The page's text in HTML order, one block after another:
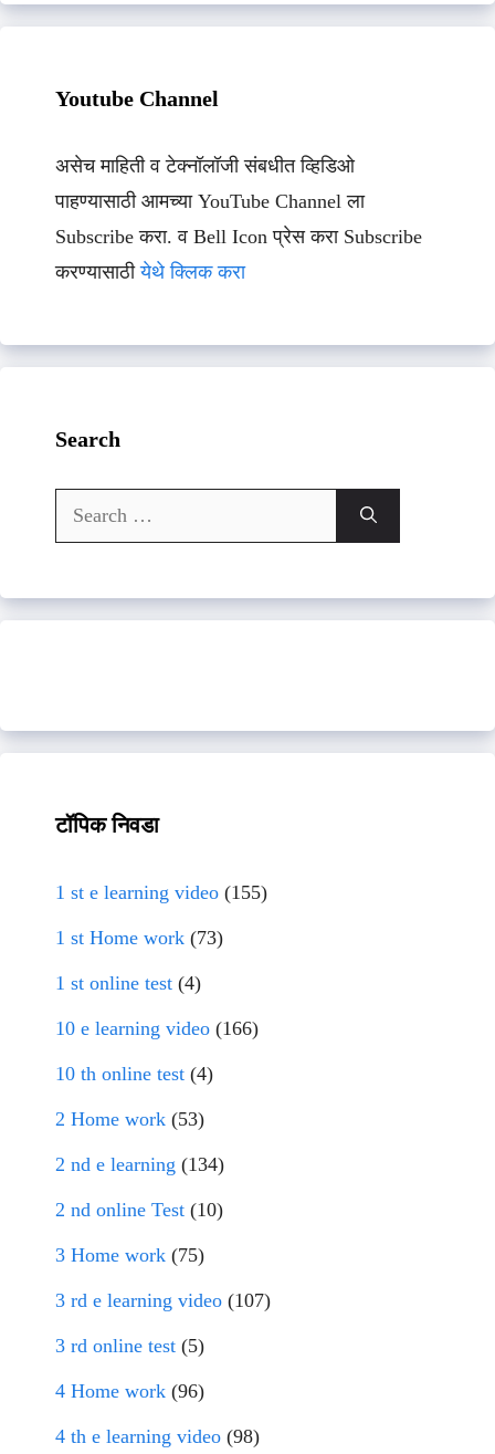
Youtube Channel
असेच माहिती व टेक्नॉलॉजी संबधीत व्हिडिओ
पाहण्यासाठी आमच्या YouTube Channel ला
Subscribe करा. व Bell Icon प्रेस करा Subscribe
करण्यासाठीयेथे क्लिक करा
Search
Search
for:
टॉपिक निवडा
1 st e learning video (155)
1 st Home work (73)
1 st online test (4)
10 e learning video (166)
10 th online test (4)
2 Home work (53)
2 nd e learning (134)
2 nd online Test (10)
3 Home work (75)
3 rd e learning video (107)
3 rd online test (5)
4 Home work (96)
4 th e learning video (98)